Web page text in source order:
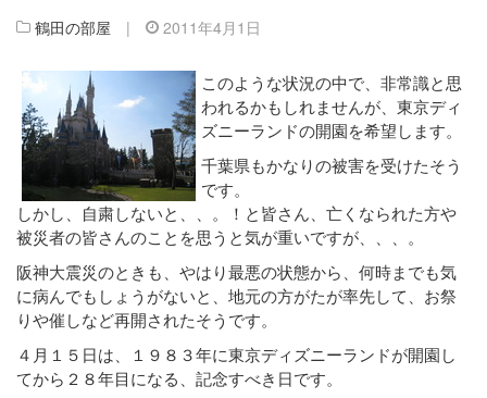
鶴田の部屋 | 2011年4月1日
このような状況の中で、非常識と思
われるかもしれませんが、東京ディ
ズニーランドの開園を希望します。
千葉県もかなりの被害を受けたそう
です。
しかし、自粛しないと、、。！と皆さん、亡くなられた方や
被災者の皆さんのことを思うと気が重いですが、、、。
阪神大震災のときも、やはり最悪の状態から、何時までも気
に病んでもしょうがないと、地元の方がたが率先して、お祭
りや催しなど再開されたそうです。
４月１５日は、１９８３年に東京ディズニーランドが開園し
てから２８年目になる、記念すべき日です。